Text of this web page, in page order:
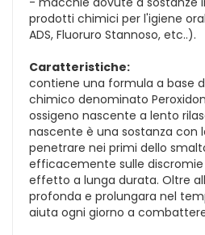
prodotti chimici per l'igiene
ADS, Fluoruro Stannoso, etc..).
Caratteristiche:
contiene una formula a base
chimico denominato
ossigeno nascente a lento
nascente è una sostanza con
penetrare nei primi dello
efficacemente sulle
effetto a lunga durata. Oltre
profonda e prolungara nel
aiuta ogni giorno a